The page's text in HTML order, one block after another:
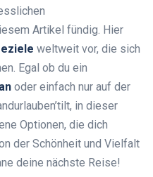
Artikel fündig. Hier
weltweit vor, die sich
Egal ob du ein
oder einfach nur auf der
in dieser
Optionen, die dich
der Schönheit und Vielfalt
deine nächste Reise!